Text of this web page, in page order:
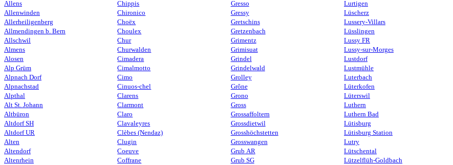
Allens
Allenwinden
Allerheiligenberg
Allmendingen b. Bern
Allschwil
Almens
Alosen
Alp Grüm
Alpnach Dorf
Alpnachstad
Alpthal
Alt St. Johann
Altbüron
Altdorf SH
Altdorf UR
Alten
Altendorf
Altenrhein
Chippis
Chironico
Choëx
Choulex
Chur
Churwalden
Cimadera
Cimalmotto
Cimo
Cinuos-chel
Clarens
Clarmont
Claro
Clavaleyres
Clèbes (Nendaz)
Clugin
Coeuve
Coffrane
Gresso
Gressy
Gretschins
Gretzenbach
Grimentz
Grimisuat
Grindel
Grindelwald
Grolley
Grône
Grono
Gross
Grossaffoltern
Grossdietwil
Grosshöchstetten
Grosswangen
Grub AR
Grub SG
Lurtigen
Lüscherz
Lussery-Villars
Lüsslingen
Lussy FR
Lussy-sur-Morges
Lustdorf
Lustmühle
Luterbach
Lüterkofen
Lüterswil
Luthern
Luthern Bad
Lütisburg
Lütisburg Station
Lutry
Lütschental
Lützelflüh-Goldbach